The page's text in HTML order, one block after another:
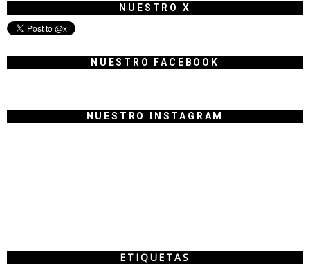
NUESTRO X
NUESTRO FACEBOOK
NUESTRO INSTAGRAM
ETIQUETAS